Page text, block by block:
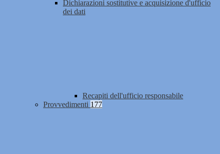
Dichiarazioni sostitutive e acquisizione d'ufficio
dei dati
Recapiti dell'ufficio responsabile
Provvedimenti 177